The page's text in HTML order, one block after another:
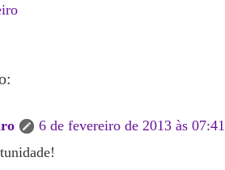
6 de fevereiro de 2013 às 07:41